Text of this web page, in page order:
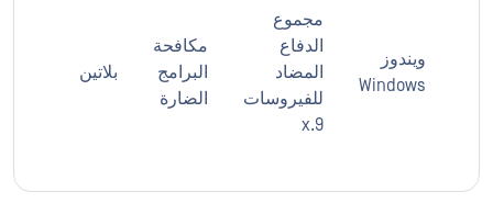
ويندوز
Windows
مجموع
الدفاع
المضاد
للفيروسات
9.x
مكافحة
البرامج
الضارة
بلاتين